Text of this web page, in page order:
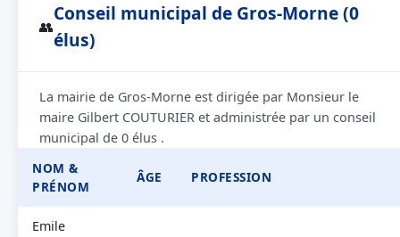
👥
Conseil municipal de Gros-Morne (0
élus)
La mairie de Gros-Morne est dirigée par Monsieur le
maire Gilbert COUTURIER et administrée par un conseil
municipal de 0 élus .
NOM &
PRÉNOM
ÂGE PROFESSION
Emile